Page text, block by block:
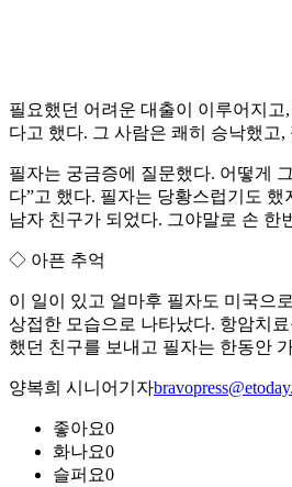
필요했던 어려운 대출이 이루어지
다고 했다. 그 사람은 쾌히 승낙했고
필자는 궁금증에 질문했다. 어떻게
다”고 했다. 필자는 당황스럽기도
남자 친구가 되었다. 그야말로 손 한
◇ 아픈 추억
이 일이 있고 얼마후 필자도 미국으
상접한 모습으로 나타났다. 항암치
했던 친구를 보내고 필자는 한동안
양복희 시니어기자
좋아요0
화나요0
슬퍼요0